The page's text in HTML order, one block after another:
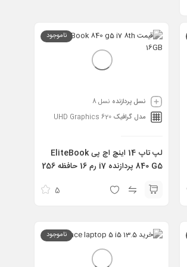
ناموجود
نسل پردازنده نسل 8
مدل گرافیک UHD Graphics 620
لپ تاپ 14 اینچ اچ پی EliteBook
840 G5 پردازنده i7 رم 16 حافظه 256
16GB 256GB
5
ناموجود